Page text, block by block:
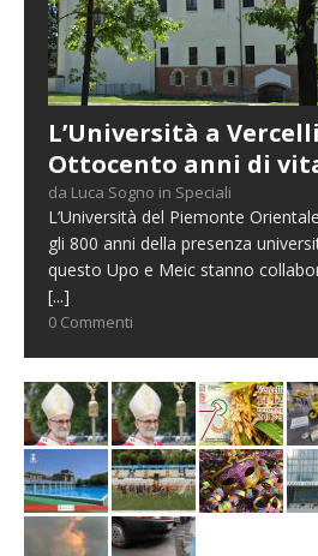
L’Università a
Ottocento anni di
da Luca Sogno in Speciali
L’Università del Piemonte
gli 800 anni della presenza
questo Upo e Meic stanno
[...]
0 Commenti